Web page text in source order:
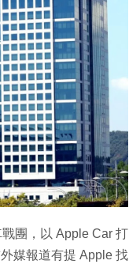
團，以 Apple Car 打
媒報道有提 Apple 找